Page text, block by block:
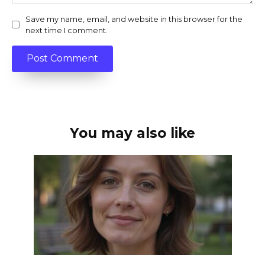
Save my name, email, and website in this browser for the
next time I comment.
You may also like